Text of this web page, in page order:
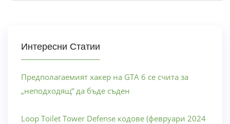
Интересни Статии
Предполагаемият хакер на GTA 6 се счита за
„неподходящ“ да бъде съден
Loop Toilet Tower Defense кодове (февруари 2024